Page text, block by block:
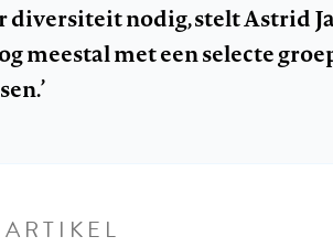
diversiteit nodig, stelt Astrid
meestal met een selecte
ARTIKEL